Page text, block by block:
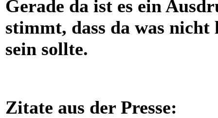
Gerade da ist es ein
stimmt, dass da was nicht
sein sollte.
Zitate aus der Presse: